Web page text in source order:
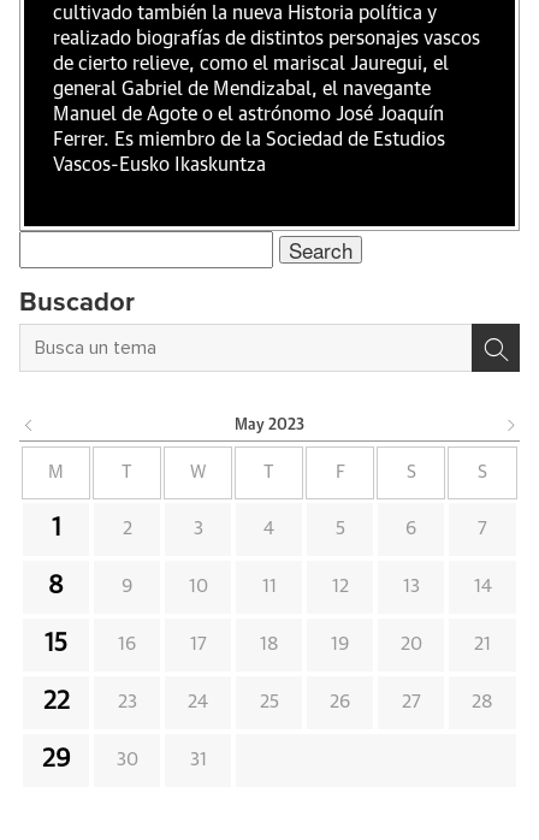
cultivado también la nueva Historia política y
realizado biografías de distintos personajes vascos
de cierto relieve, como el mariscal Jauregui, el
general Gabriel de Mendizabal, el navegante
Manuel de Agote o el astrónomo José Joaquín
Ferrer. Es miembro de la Sociedad de Estudios
Vascos-Eusko Ikaskuntza
Search
for:
Buscador
May 2023
M W F S S
1 2 3 4 5 6 7
8 9 10 11 12 13 14
15 16 17 18 19 20 21
22 23 24 25 26 27 28
29 30 31